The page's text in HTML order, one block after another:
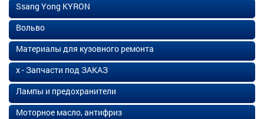
Ssang Yong KYRON
Вольво
Материалы для кузовного ремонта
х - Запчасти под ЗАКАЗ
Лампы и предохранители
Моторное масло, антифриз